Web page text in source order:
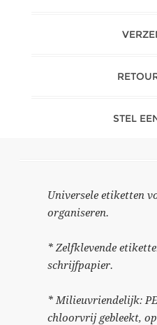
STEL
Universele etiketten
organiseren.
* Zelfklevende
schrijfpapier.
* Milieuvriendelijk:
chloorvrij gebleekt,